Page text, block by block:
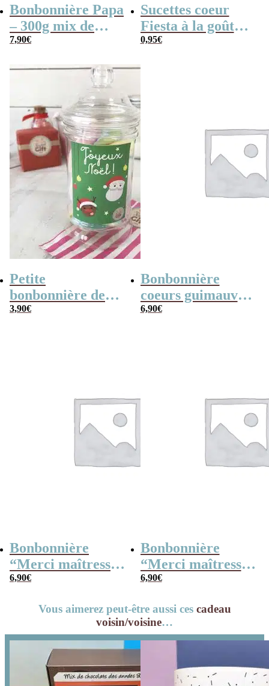
Bonbonnière Papa
– 300g mix de
bonbons anciens –
pères Papa”
7,90€
Sucettes coeur
Fiesta à la goût
cerise x 3
0,95€
Petite
bonbonnière de
Noël – 20 Bonbons
3,90€
Bonbonnière
coeurs guimauve
x15 “Merci pour
6,90€
Bonbonnière
“Merci maîtresse”
– 15 cœurs
Collection arc-en-
6,90€
Bonbonnière
“Merci maîtresse”
– 15 cœurs
Collection florale
6,90€
Vous aimerez peut-être aussi ces cadeau
voisin/voisine…